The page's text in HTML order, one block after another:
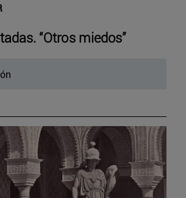
“Otros miedos”